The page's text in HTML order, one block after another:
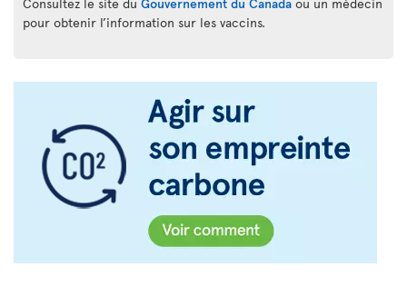
pour obtenir l’information sur les vaccins.